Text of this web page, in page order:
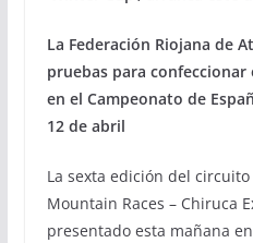
La Federación Riojana de
pruebas para
en el Campeonato de
12 de abril
La sexta edición del circuito
Mountain Races – Chiruca
presentado esta mañana